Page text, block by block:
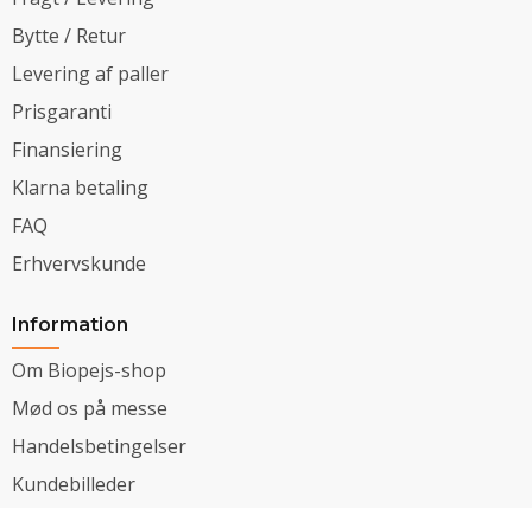
Bytte / Retur
Levering af paller
Prisgaranti
Finansiering
Klarna betaling
FAQ
Erhvervskunde
Information
Om Biopejs-shop
Mød os på messe
Handelsbetingelser
Kundebilleder